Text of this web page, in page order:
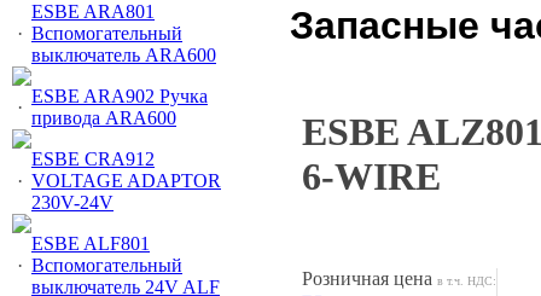
·
ESBE ARA801
Вспомогательный
выключатель ARA600
·
ESBE ARA902 Ручка
привода ARA600
·
ESBE CRA912
VOLTAGE ADAPTOR
230V-24V
·
ESBE ALF801
Вспомогательный
выключатель 24V ALF
Запасные
ESBE
6-WIRE
Розничная цена в т.ч. НДС: